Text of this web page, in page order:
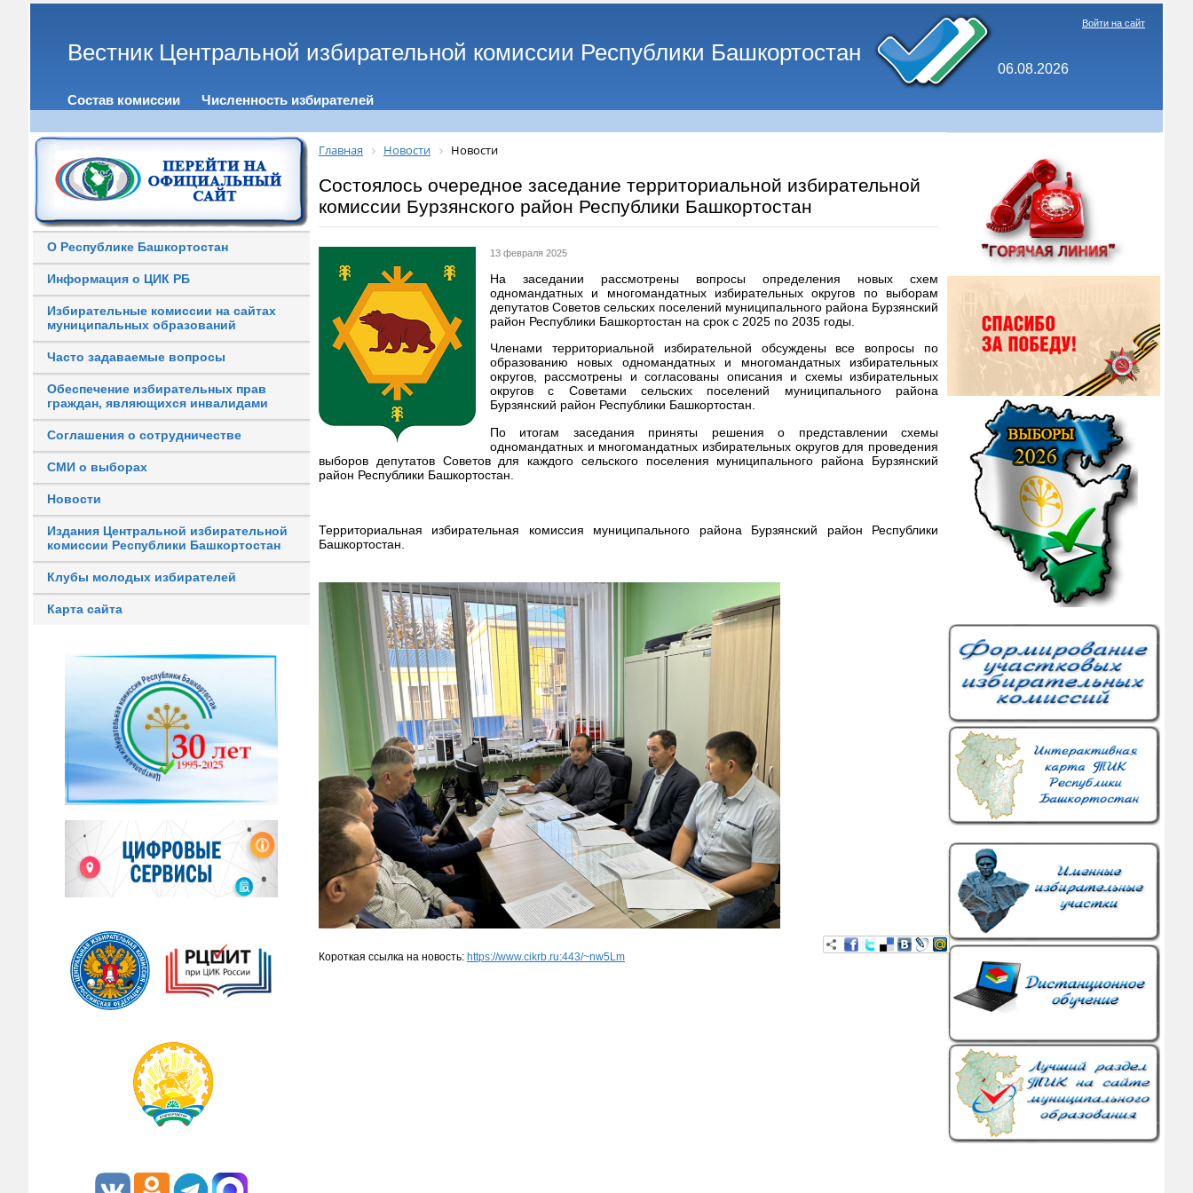
Вестник Центральной избирательной комиссии Республики Башкортостан
06.08.2026
Войти на сайт
Состав комиссии Численность избирателей
О Республике Башкортостан
Информация о ЦИК РБ
Избирательные комиссии на сайтах
муниципальных образований
Часто задаваемые вопросы
Обеспечение избирательных прав
граждан, являющихся инвалидами
Соглашения о сотрудничестве
СМИ о выборах
Новости
Издания Центральной избирательной
комиссии Республики Башкортостан
Клубы молодых избирателей
Карта сайта
Главная Новости Новости
Состоялось очередное заседание территориальной избирательной
комиссии Бурзянского район Республики Башкортостан
13 февраля 2025
На заседании рассмотрены вопросы определения новых схем
одномандатных и многомандатных избирательных округов по выборам
депутатов Советов сельских поселений муниципального района Бурзянский
район Республики Башкортостан на срок с 2025 по 2035 годы.
Членами территориальной избирательной обсуждены все вопросы по
образованию новых одномандатных и многомандатных избирательных
округов, рассмотрены и согласованы описания и схемы избирательных
округов с Советами сельских поселений муниципального района
Бурзянский район Республики Башкортостан.
По итогам заседания приняты решения о представлении схемы
одномандатных и многомандатных избирательных округов для проведения
выборов депутатов Советов для каждого сельского поселения муниципального района Бурзянский
район Республики Башкортостан.
Территориальная избирательная комиссия муниципального района Бурзянский район Республики
Башкортостан.
Короткая ссылка на новость: https://www.cikrb.ru:443/~nw5Lm